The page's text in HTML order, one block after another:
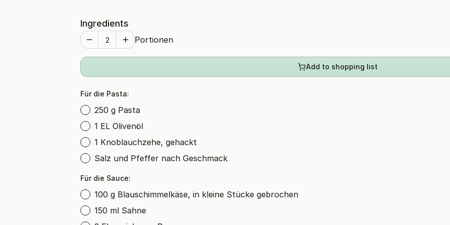
Ingredients
Portionen
Add to shopping list
Für die Pasta:
250 g Pasta
1 EL Olivenöl
1 Knoblauchzehe, gehackt
Salz und Pfeffer nach Geschmack
Für die Sauce:
100 g Blauschimmelkäse, in kleine Stücke gebrochen
150 ml Sahne